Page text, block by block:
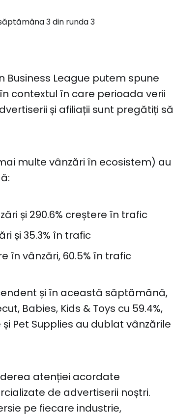
Business League putem spune
contextul în care perioada verii
și afiliații sunt pregătiți să
multe vânzări în ecosistem) au
și 290.6% creștere în trafic
și 35.3% în trafic
în vânzări, 60.5% în trafic
și în această săptămână,
Babies, Kids & Toys cu 59.4%,
Pet Supplies au dublat vânzările
atenției acordate
de advertiserii noștri.
pe fiecare industrie,